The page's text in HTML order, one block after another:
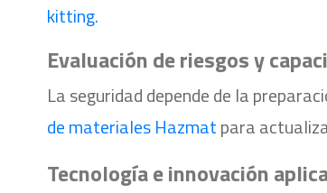
kitting.
Evaluación de riesgos y
La seguridad depende de la
de materiales Hazmatpara
Tecnología e innovación